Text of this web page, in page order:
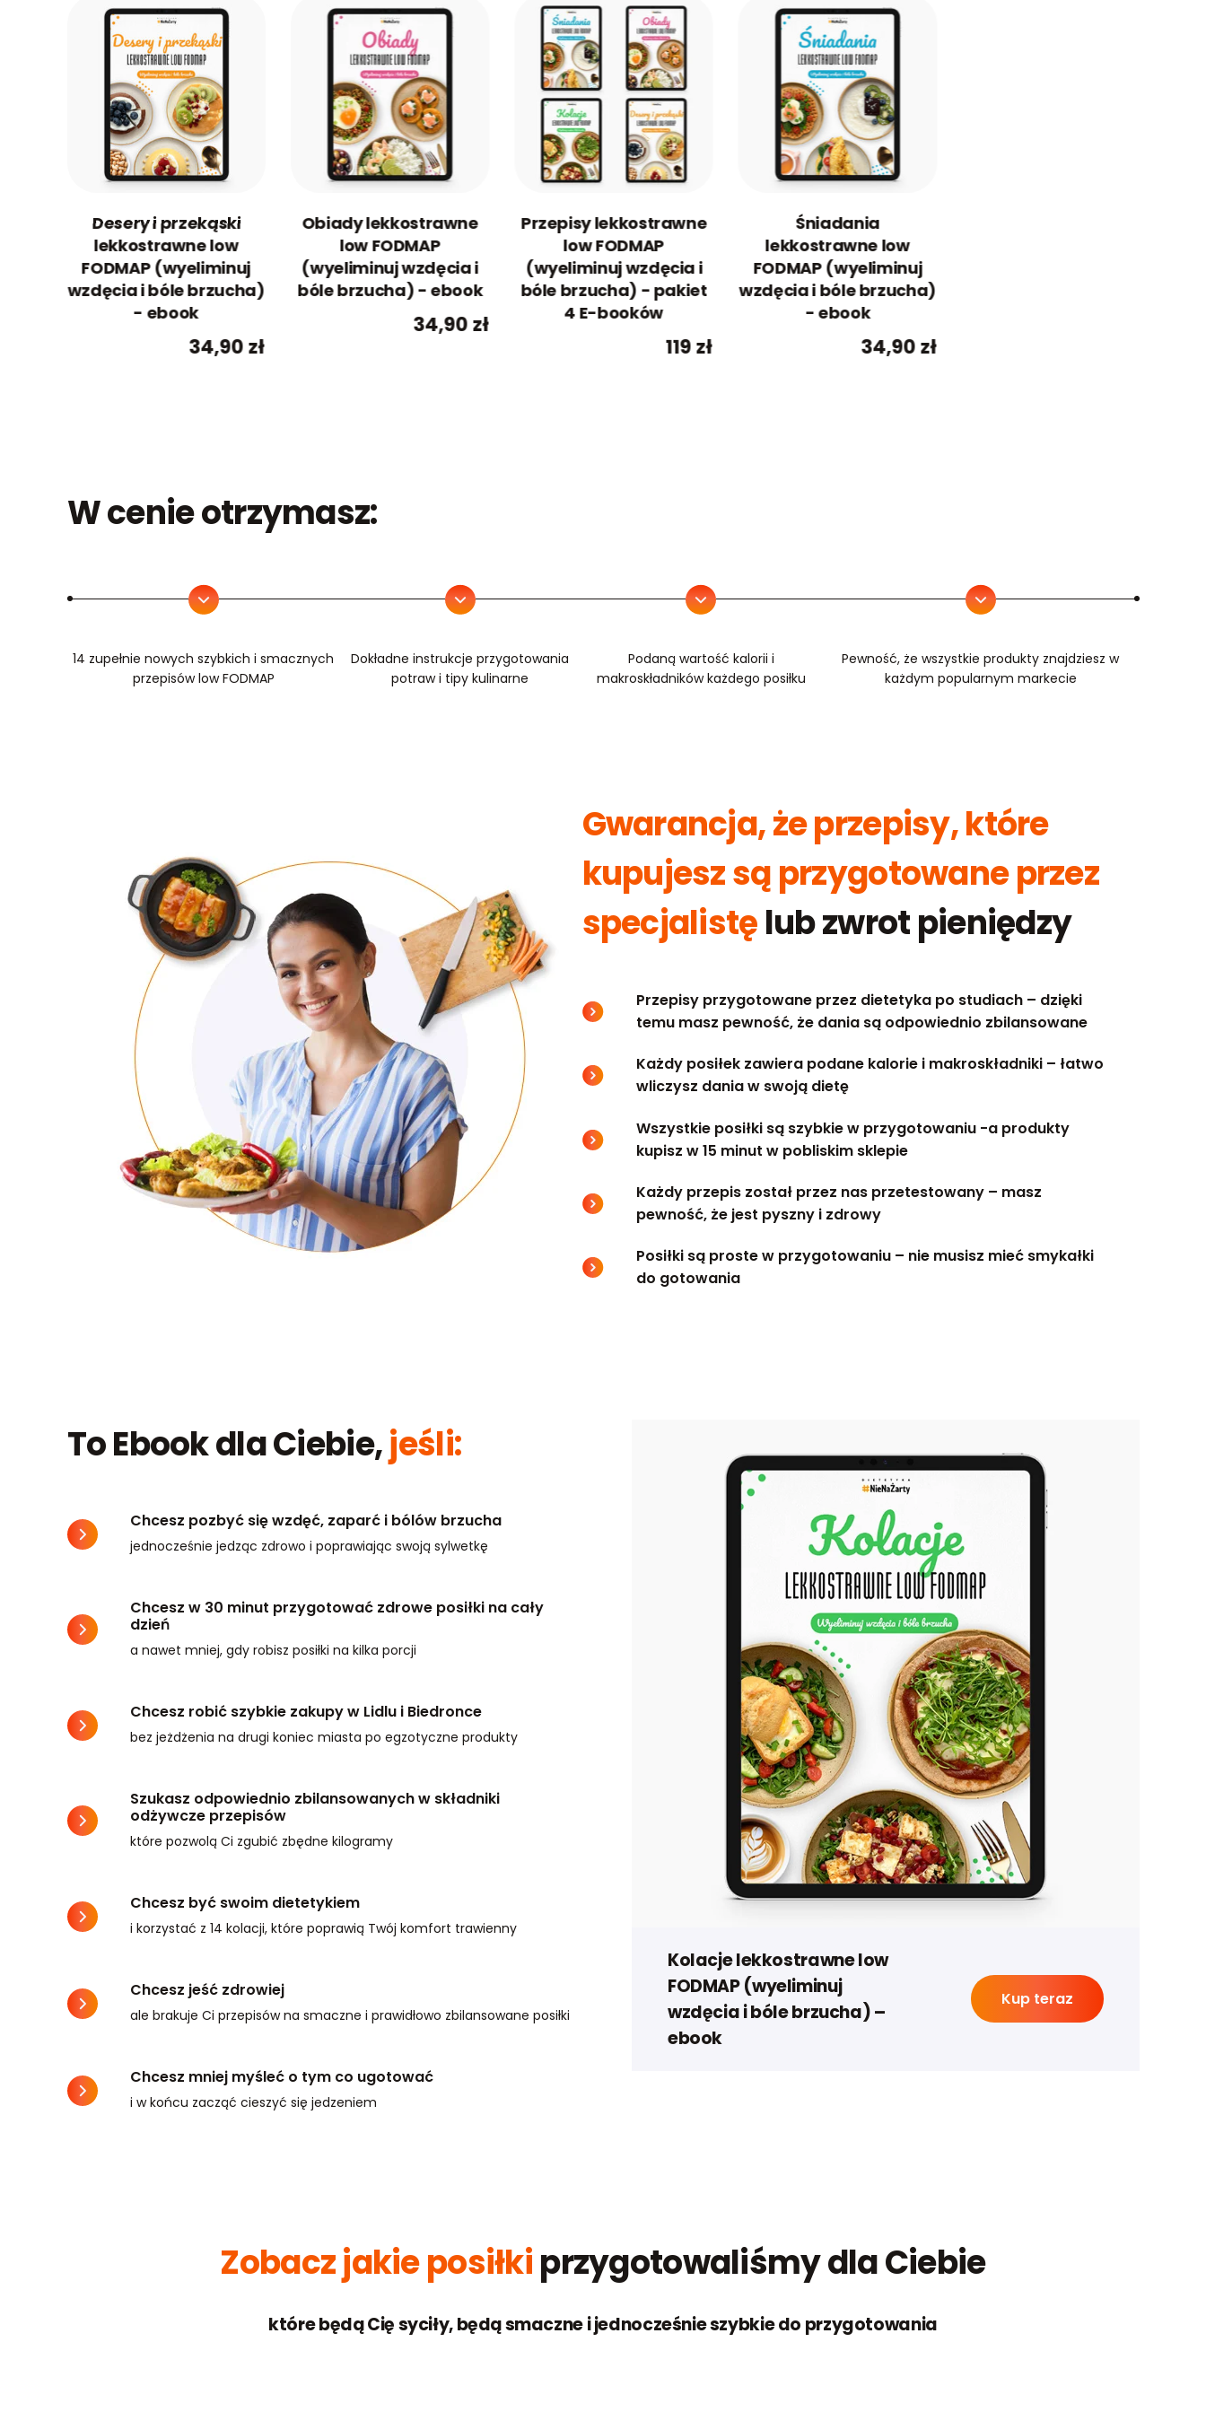
Desery i przekąski
lekkostrawne low
FODMAP (wyeliminuj
wzdęcia i bóle brzucha)
- ebook
34,90 zł
Obiady lekkostrawne
low FODMAP
(wyeliminuj wzdęcia i
bóle brzucha) - ebook
34,90 zł
Przepisy lekkostrawne
low FODMAP
(wyeliminuj wzdęcia i
bóle brzucha) - pakiet
4 E-booków
119 zł
Śniadania
lekkostrawne low
FODMAP (wyeliminuj
wzdęcia i bóle brzucha)
- ebook
34,90 zł
W cenie otrzymasz:
14 zupełnie nowych szybkich i smacznych
przepisów low FODMAP
Dokładne instrukcje przygotowania
potraw i tipy kulinarne
Podaną wartość kalorii i
makroskładników każdego posiłku
Pewność, że wszystkie produkty znajdziesz w
każdym popularnym markecie
Gwarancja, że przepisy, które
kupujesz są przygotowane przez
specjalistęlub zwrot pieniędzy
Przepisy przygotowane przez dietetyka po studiach – dzięki
temu masz pewność, że dania są odpowiednio zbilansowane
Każdy posiłek zawiera podane kalorie i makroskładniki – łatwo
wliczysz dania w swoją dietę
Wszystkie posiłki są szybkie w przygotowaniu -a produkty
kupisz w 15 minut w pobliskim sklepie
Każdy przepis został przez nas przetestowany – masz
pewność, że jest pyszny i zdrowy
Posiłki są proste w przygotowaniu – nie musisz mieć smykałki
do gotowania
Kolacje lekkostrawne low
FODMAP (wyeliminuj
wzdęcia i bóle brzucha) –
ebook
Kup teraz
To Ebook dla Ciebie,jeśli:
Chcesz pozbyć się wzdęć, zaparć i bólów brzucha
jednocześnie jedząc zdrowo i poprawiając swoją sylwetkę
Chcesz w 30 minut przygotować zdrowe posiłki na cały
dzień
a nawet mniej, gdy robisz posiłki na kilka porcji
Chcesz robić szybkie zakupy w Lidlu i Biedronce
bez jeżdżenia na drugi koniec miasta po egzotyczne produkty
Szukasz odpowiednio zbilansowanych w składniki
odżywcze przepisów
które pozwolą Ci zgubić zbędne kilogramy
Chcesz być swoim dietetykiem
i korzystać z 14 kolacji, które poprawią Twój komfort trawienny
Chcesz jeść zdrowiej
ale brakuje Ci przepisów na smaczne i prawidłowo zbilansowane posiłki
Chcesz mniej myśleć o tym co ugotować
i w końcu zacząć cieszyć się jedzeniem
Zobacz jakie posiłkiprzygotowaliśmy dla Ciebie
które będą Cię syciły, będą smaczne i jednocześnie szybkie do przygotowania